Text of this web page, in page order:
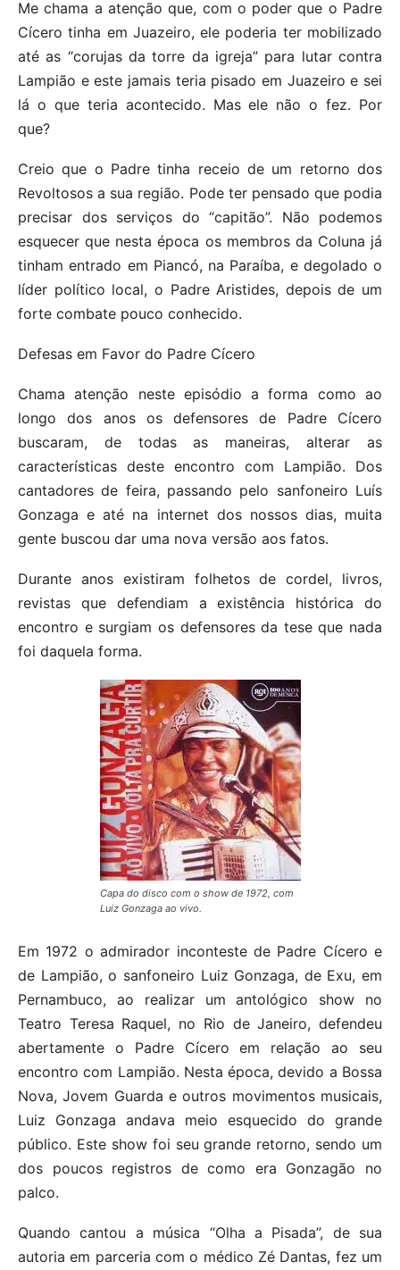
Me chama a atenção que, com o poder que o Padre
Cícero tinha em Juazeiro, ele poderia ter mobilizado
até as “corujas da torre da igreja” para lutar contra
Lampião e este jamais teria pisado em Juazeiro e sei
lá o que teria acontecido. Mas ele não o fez. Por
que?
Creio que o Padre tinha receio de um retorno dos
Revoltosos a sua região. Pode ter pensado que podia
precisar dos serviços do “capitão”. Não podemos
esquecer que nesta época os membros da Coluna já
tinham entrado em Piancó, na Paraíba, e degolado o
líder político local, o Padre Aristides, depois de um
forte combate pouco conhecido.
Defesas em Favor do Padre Cícero
Chama atenção neste episódio a forma como ao
longo dos anos os defensores de Padre Cícero
buscaram, de todas as maneiras, alterar as
características deste encontro com Lampião. Dos
cantadores de feira, passando pelo sanfoneiro Luís
Gonzaga e até na internet dos nossos dias, muita
gente buscou dar uma nova versão aos fatos.
Durante anos existiram folhetos de cordel, livros,
revistas que defendiam a existência histórica do
encontro e surgiam os defensores da tese que nada
foi daquela forma.
Capa do disco com o show de 1972, com
Luiz Gonzaga ao vivo.
Em 1972 o admirador inconteste de Padre Cícero e
de Lampião, o sanfoneiro Luiz Gonzaga, de Exu, em
Pernambuco, ao realizar um antológico show no
Teatro Teresa Raquel, no Rio de Janeiro, defendeu
abertamente o Padre Cícero em relação ao seu
encontro com Lampião. Nesta época, devido a Bossa
Nova, Jovem Guarda e outros movimentos musicais,
Luiz Gonzaga andava meio esquecido do grande
público. Este show foi seu grande retorno, sendo um
dos poucos registros de como era Gonzagão no
palco.
Quando cantou a música “Olha a Pisada”, de sua
autoria em parceria com o médico Zé Dantas, fez um